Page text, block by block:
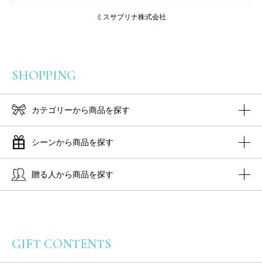
ミスサブリナ株式会社
SHOPPING
カテゴリーから商品を探す
シーンから商品を探す
贈る人から商品を探す
GIFT CONTENTS